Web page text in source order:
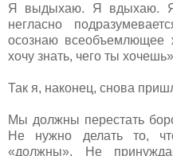
Я выдыхаю. Я вдыхаю.
негласно
осознаю всеобъемлющее
хочу знать, чего ты
Так я, наконец, снова
Мы должны перестать
Не нужно делать то,
«должны». Не